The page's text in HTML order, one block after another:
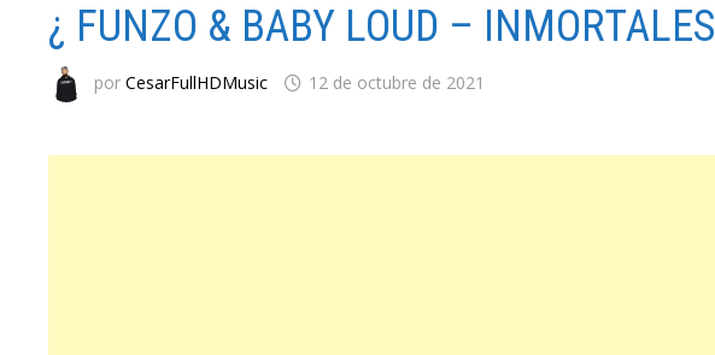
¿ FUNZO & BABY LOUD – INMORTALES
porCesarFullHDMusic 12 de octubre de 2021